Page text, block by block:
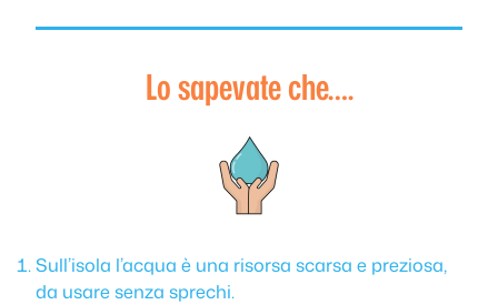
Lo sapevate che….
Sull’isola l’acqua è una risorsa scarsa e preziosa,
da usare senza sprechi.